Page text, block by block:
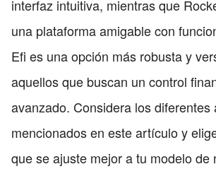
interfaz intuitiva, mientras que
una plataforma amigable con
Efi es una opción más robusta y
aquellos que buscan un control
avanzado. Considera los diferentes
mencionados en este artículo y
que se ajuste mejor a tu modelo de